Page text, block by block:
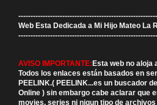
Web Esta Dedicada a Mi Hijo Mateo La
AVISO IMPORTANTE: Esta web no aloja
Todos los enlaces están basados en
PEELINK.( PEELINK...es un buscador
Online ) sin embargo cabe aclarar que
movies, series ni nigun tipo de